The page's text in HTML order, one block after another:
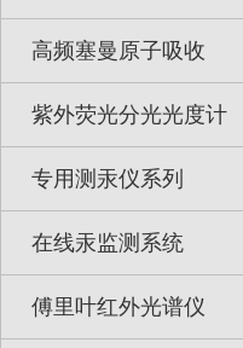
高频塞曼原子吸收
紫外荧光分光光度计
专用测汞仪系列
在线汞监测系统
傅里叶红外光谱仪